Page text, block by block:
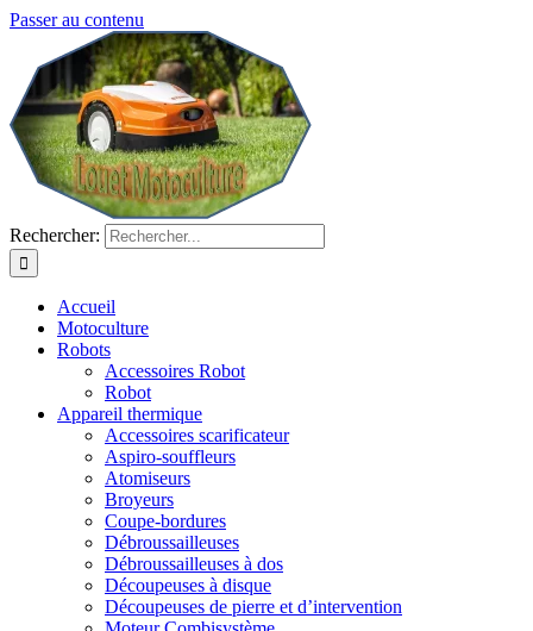
Passer au contenu
Rechercher:
Accueil
Motoculture
Robots
Accessoires Robot
Robot
Appareil thermique
Accessoires scarificateur
Aspiro-souffleurs
Atomiseurs
Broyeurs
Coupe-bordures
Débroussailleuses
Débroussailleuses à dos
Découpeuses à disque
Découpeuses de pierre et d’intervention